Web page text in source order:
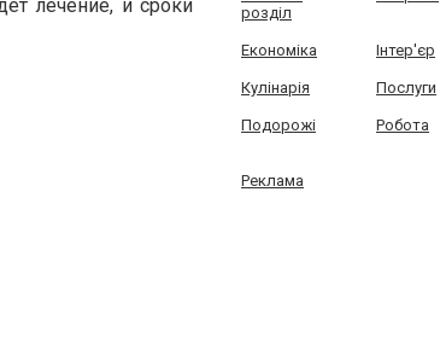
лечение, и сроки
розділ
Економіка Інтер'єр
Кулінарія Послуги
Подорожі Робота
Реклама